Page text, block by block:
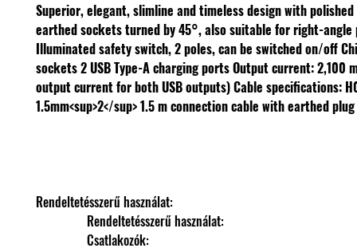
Superior, elegant, slimline and timeless design with
earthed sockets turned by 45°, also suitable for right-angle
Illuminated safety switch, 2 poles, can be switched on/off
sockets2 USB Type-A charging portsOutput current: 2,100
output current for both USB outputs)Cable specifications:
1.5mm<sup>2</sup>1.5 m connection cable with earthed plug
Rendeltetésszerű használat:
                Rendeltetésszerű használat:
                Csatlakozók: